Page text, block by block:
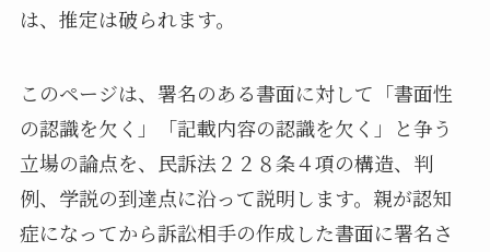
は、推定は破られます。
このページは、署名のある書面に対して「書面性
の認識を欠く」「記載内容の認識を欠く」と争う
立場の論点を、民訴法２２８条４項の構造、判
例、学説の到達点に沿って説明します。親が認知
症になってから訴訟相手の作成した書面に署名さ